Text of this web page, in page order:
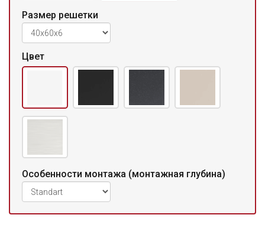
Размер решетки
Цвет
Особенности монтажа (монтажная глубина)